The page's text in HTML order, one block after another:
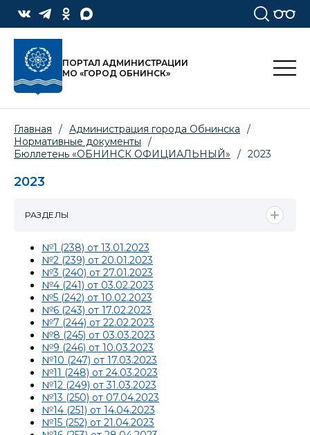
ПОРТАЛ АДМИНИСТРАЦИИ
МО «ГОРОД ОБНИНСК»
Главная / Администрация города Обнинска
/
Нормативные документы
/
Бюллетень «ОБНИНСК ОФИЦИАЛЬНЫЙ»
/ 2023
2023
№1 (238) от 13.01.2023
№2 (239) от 20.01.2023
№3 (240) от 27.01.2023
№4 (241) от 03.02.2023
№5 (242) от 10.02.2023
№6 (243) от 17.02.2023
№7 (244) от 22.02.2023
№8 (245) от 03.03.2023
№9 (246) от 10.03.2023
№10 (247) от 17.03.2023
№11 (248) от 24.03.2023
№12 (249) от 31.03.2023
№13 (250) от 07.04.2023
№14 (251) от 14.04.2023
№15 (252) от 21.04.2023
РАЗДЕЛЫ